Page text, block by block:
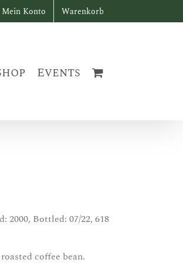
Mein Konto Warenkorb
Events
Bottled: 07/22, 618
coffee bean.